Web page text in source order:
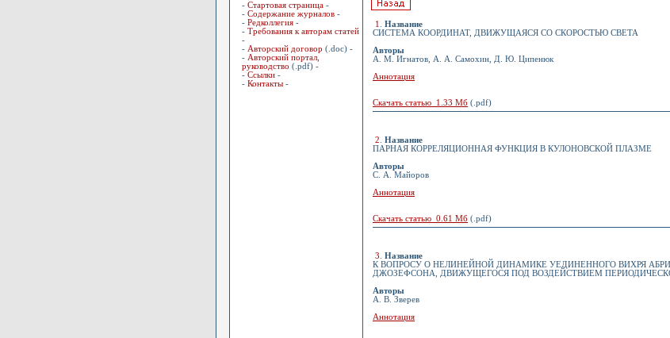
- Стартовая страница -
- Содержание журналов -
- Редколлегия -
- Требования к авторам статей
-
- Авторский договор (.doc) -
- Авторский портал,
руководство (.pdf) -
- Ссылки -
- Контакты -
1
Название
СИСТЕМА КООРДИНАТ, ДВИЖУЩАЯСЯ СО СКОРОСТЬЮ СВЕТА
Авторы
А. М. Игнатов, А. А. Самохин, Д. Ю. Ципенюк
Аннотация
Скачать статью 1.33 Мб (.pdf)
2
Название
ПАРНАЯ КОРРЕЛЯЦИОННАЯ ФУНКЦИЯ В КУЛОНОВСКОЙ ПЛАЗМЕ
Авторы
С. А. Майоров
Аннотация
Скачать статью 0.61 Мб (.pdf)
3
Название
К ВОПРОСУ О НЕЛИНЕЙНОЙ ДИНАМИКЕ УЕДИНЕННОГО ВИХРЯ
ДЖОЗЕФСОНА, ДВИЖУЩЕГОСЯ ПОД ВОЗДЕЙСТВИЕМ
Авторы
А. В. Зверев
Аннотация